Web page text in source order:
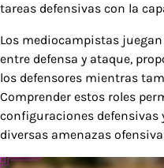
tareas defensivas con la
Los mediocampistas
entre defensa y ataque,
los defensores mientras
Comprender estos roles
configuraciones defensivas
diversas amenazas